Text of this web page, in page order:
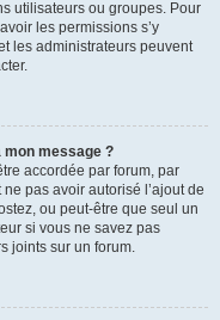
utilisateurs ou groupes. Pour
les permissions s’y
les administrateurs peuvent
mon message ?
accordée par forum, par
pas avoir autorisé l’ajout de
ou peut-être que seul un
si vous ne savez pas
joints sur un forum.